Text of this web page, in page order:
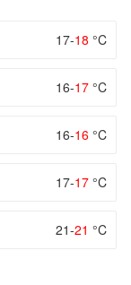
17-18 °C
16-17 °C
16-16 °C
17-17 °C
21-21 °C